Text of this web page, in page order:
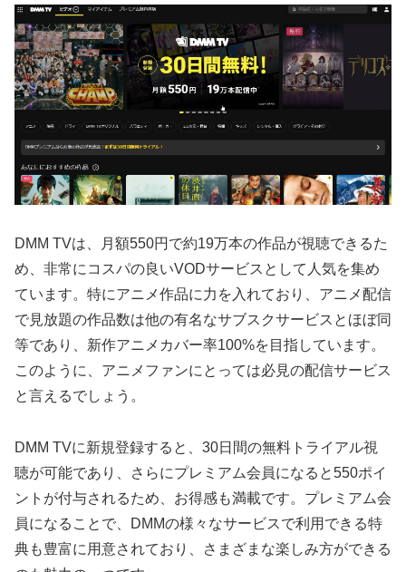
DMM TVは、月額550円で約19万本の作品が視聴できるた
め、非常にコスパの良いVODサービスとして人気を集め
ています。特にアニメ作品に力を入れており、アニメ配信
で見放題の作品数は他の有名なサブスクサービスとほぼ同
等であり、新作アニメカバー率100%を目指しています。
このように、アニメファンにとっては必見の配信サービス
と言えるでしょう。
DMM TVに新規登録すると、30日間の無料トライアル視
聴が可能であり、さらにプレミアム会員になると550ポイ
ントが付与されるため、お得感も満載です。プレミアム会
員になることで、DMMの様々なサービスで利用できる特
典も豊富に用意されており、さまざまな楽しみ方ができる